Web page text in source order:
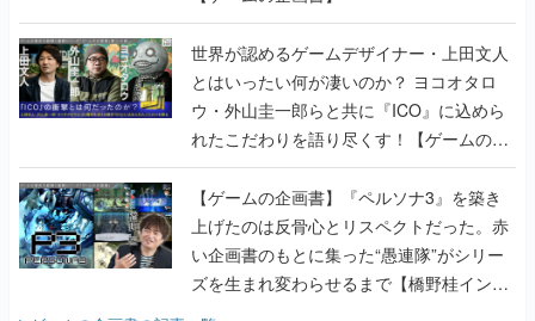
世界が認めるゲームデザイナー・上田文人
とはいったい何が凄いのか？ ヨコオタロ
ウ・外山圭一郎らと共に『ICO』に込めら
れたこだわりを語り尽くす！【ゲームの企
画書】
【ゲームの企画書】『ペルソナ3』を築き
上げたのは反骨心とリスペクトだった。赤
い企画書のもとに集った“愚連隊”がシリー
ズを生まれ変わらせるまで【橋野桂インタ